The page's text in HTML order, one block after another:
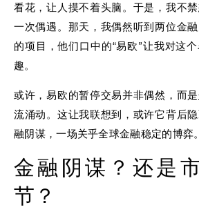
看花，让人摸不着头脑。于是，我不
一次偶遇。那天，我偶然听到两位金
的项目，他们口中的“易欧”让我对这
趣。
或许，易欧的暂停交易并非偶然，而是
流涌动。这让我联想到，或许它背后
融阴谋，一场关乎全球金融稳定的博弈。
金融阴谋？还是
节？